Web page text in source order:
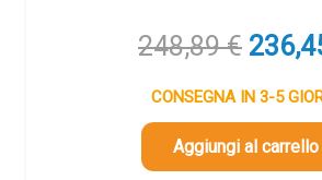
248,89€ Il
era:
CONSEGNA IN 3-5
Aggiungi al carrello